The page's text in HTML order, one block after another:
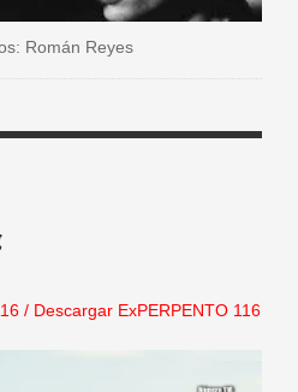
Román Reyes
/ Descargar ExPERPENTO 116